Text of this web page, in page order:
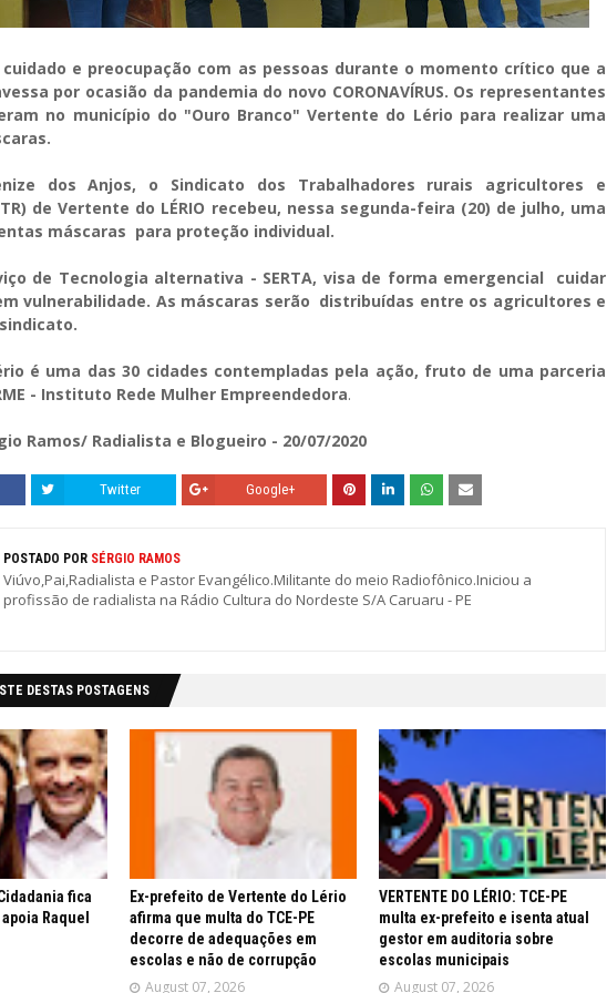
cuidado e preocupação com as pessoas durante o momento crítico que a
por ocasião da pandemia do novo CORONAVÍRUS. Os representantes
no município do "Ouro Branco"Vertente do Lério para realizar uma
dos Anjos, o Sindicato dos Trabalhadores rurais agricultores e
de Vertente do LÉRIO recebeu, nessa segunda-feira (20) de julho, uma
máscaras para proteção individual.
de Tecnologia alternativa - SERTA, visa de forma emergencial cuidar
vulnerabilidade. As máscaras serão distribuídas entre os agricultores e
é uma das 30 cidades contempladas pela ação, fruto de uma parceria
- Instituto Rede Mulher Empreendedora.
Ramos/ Radialista e Blogueiro - 20/07/2020
Twitter Google+
POSTADO POR SÉRGIO RAMOS
Viúvo,Pai,Radialista e Pastor Evangélico.Militante do meio Radiofônico.Iniciou a
profissão de radialista na Rádio Cultura do Nordeste S/A Caruaru - PE
DESTAS POSTAGENS
fica
Raquel
Ex-prefeito de Vertente do Lério
afirma que multa do TCE-PE
decorre de adequações em
escolas e não de corrupção
August 07, 2026
VERTENTE DO LÉRIO: TCE-PE
multa ex-prefeito e isenta atual
gestor em auditoria sobre
escolas municipais
August 07, 2026